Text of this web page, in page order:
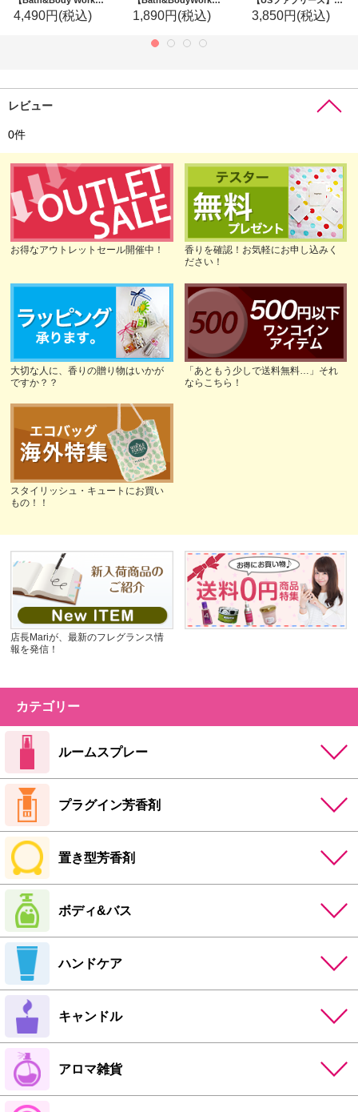
4,490円(税込) 1,890円(税込) 3,850円(税込)
レビュー
0件
お得なアウトレットセール開催中！
香りを確認！お気軽にお申し込みく
ださい！
大切な人に、香りの贈り物はいかが
ですか？？
「あともう少しで送料無料…」それ
ならこちら！
スタイリッシュ・キュートにお買い
もの！！
店長Mariが、最新のフレグランス情
報を発信！
カテゴリー
ルームスプレー
プラグイン芳香剤
置き型芳香剤
ボディ&バス
ハンドケア
キャンドル
アロマ雑貨